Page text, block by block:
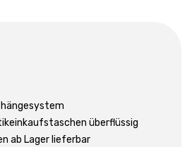
überflüssig
ab Lager lieferbar